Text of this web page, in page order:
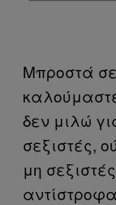
Μπροστά
δεν μιλώ
σεξιστές,
μη